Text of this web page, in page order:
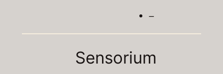
–
Sensorium